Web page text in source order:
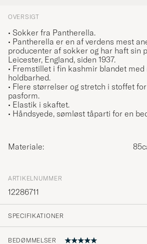
OVERSIGT
• Sokker fra Pantherella.
• Pantherella er en af verdens mest
producenter af sokker og har haft sin
Leicester, England, siden 1937.
• Fremstillet i fin kashmir blandet
holdbarhed.
• Flere størrelser og stretch i stoffet
pasform.
• Elastik i skaftet.
• Håndsyede, sømløst tåparti for en
Materiale:
ARTIKELNUMMER
12286711
SPECIFIKATIONER
BEDØMMELSER